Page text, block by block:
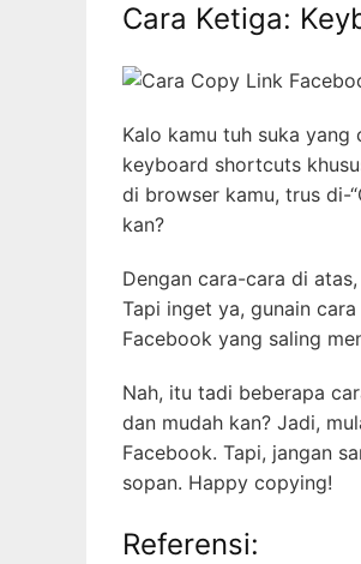
Cara Ketiga:
Kalo kamu tuh suka
keyboard shortcuts
di browser kamu, trus di-
kan?
Dengan cara-cara di
Tapi inget ya, gunain
Facebook yang saling
Nah, itu tadi beberapa
dan mudah kan? Jadi,
Facebook. Tapi, jangan
sopan. Happy copying!
Referensi: